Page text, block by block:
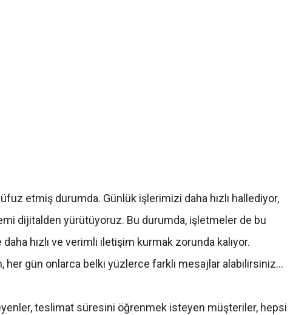
etmiş durumda. Günlük işlerimizi daha hızlı hallediyor,
dijitalden yürütüyoruz. Bu durumda, işletmeler de bu
hızlı ve verimli iletişim kurmak zorunda kalıyor.
gün onlarca belki yüzlerce farklı mesajlar alabilirsiniz…
teslimat süresini öğrenmek isteyen müşteriler, hepsi